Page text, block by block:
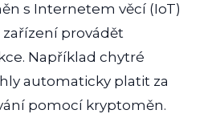
s Internetem věcí (IoT)
provádět
Například chytré
automaticky platit za
pomocí kryptoměn.